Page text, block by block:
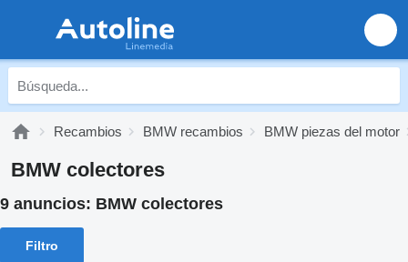
Recambios BMW recambios BMW piezas del motor
BMW colectores
9 anuncios: BMW colectores
Filtro